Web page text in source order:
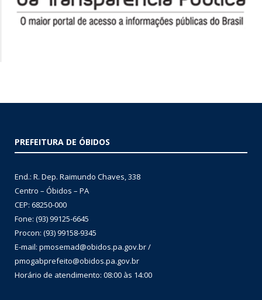
PREFEITURA DE ÓBIDOS
End.: R. Dep. Raimundo Chaves, 338
Centro – Óbidos – PA
CEP: 68250-000
Fone: (93) 99125-6645
Procon: (93) 99158-9345
E-mail: pmosemad@obidos.pa.gov.br /
pmogabprefeito@obidos.pa.gov.br
Horário de atendimento: 08:00 às 14:00